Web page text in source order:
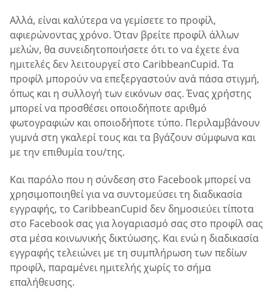
Αλλά, είναι καλύτερα να γεμίσετε το προφίλ,
αφιερώνοντας χρόνο. Όταν βρείτε προφίλ άλλων
μελών, θα συνειδητοποιήσετε ότι το να έχετε ένα
ημιτελές δεν λειτουργεί στο CaribbeanCupid. Τα
προφίλ μπορούν να επεξεργαστούν ανά πάσα στιγμή,
όπως και η συλλογή των εικόνων σας. Ένας χρήστης
μπορεί να προσθέσει οποιοδήποτε αριθμό
φωτογραφιών και οποιοδήποτε τύπο. Περιλαμβάνουν
γυμνά στη γκαλερί τους και τα βγάζουν σύμφωνα και
με την επιθυμία του/της.
Και παρόλο που η σύνδεση στο Facebook μπορεί να
χρησιμοποιηθεί για να συντομεύσει τη διαδικασία
εγγραφής, το CaribbeanCupid δεν δημοσιεύει τίποτα
στο Facebook σας για λογαριασμό σας στο προφίλ σας
στα μέσα κοινωνικής δικτύωσης. Και ενώ η διαδικασία
εγγραφής τελειώνει με τη συμπλήρωση των πεδίων
προφίλ, παραμένει ημιτελής χωρίς το σήμα
επαλήθευσης.